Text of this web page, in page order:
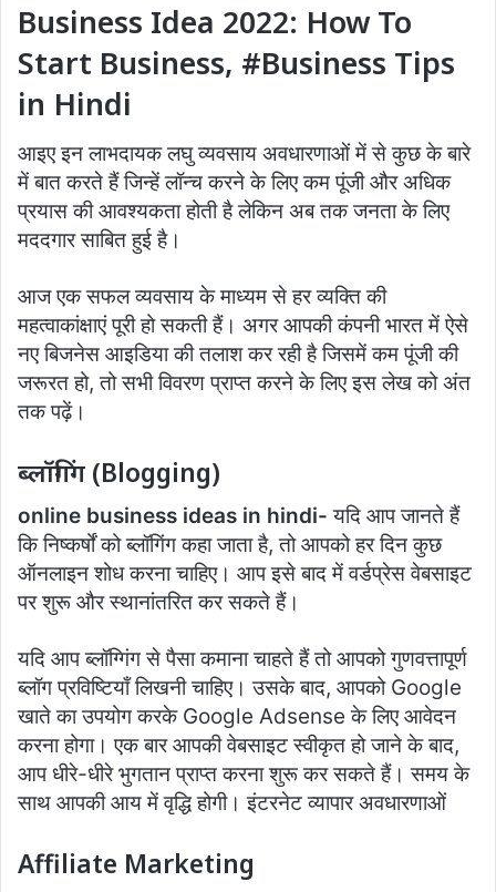
Business Idea 2022: How To
Start Business, #Business Tips
in Hindi
आइए इन लाभदायक लघु व्यवसाय अवधारणाओं में से कुछ के बारे
में बात करते हैं जिन्हें लॉन्च करने के लिए कम पूंजी और अधिक
प्रयास की आवश्यकता होती है लेकिन अब तक जनता के लिए
मददगार साबित हुई है।
आज एक सफल व्यवसाय के माध्यम से हर व्यक्ति की
महत्वाकांक्षाएं पूरी हो सकती हैं। अगर आपकी कंपनी भारत में ऐसे
नए बिजनेस आइडिया की तलाश कर रही है जिसमें कम पूंजी की
जरूरत हो, तो सभी विवरण प्राप्त करने के लिए इस लेख को अंत
तक पढ़ें।
ब्लॉगिंग (Blogging)
online business ideas in hindi- यदि आप जानते हैं
कि निष्कर्षों को ब्लॉगिंग कहा जाता है, तो आपको हर दिन कुछ
ऑनलाइन शोध करना चाहिए। आप इसे बाद में वर्डप्रेस वेबसाइट
पर शुरू और स्थानांतरित कर सकते हैं।
यदि आप ब्लॉग्गिंग से पैसा कमाना चाहते हैं तो आपको गुणवत्तापूर्ण
ब्लॉग प्रविष्टियाँ लिखनी चाहिए। उसके बाद, आपको Google
खाते का उपयोग करके Google Adsense के लिए आवेदन
करना होगा। एक बार आपकी वेबसाइट स्वीकृत हो जाने के बाद,
आप धीरे-धीरे भुगतान प्राप्त करना शुरू कर सकते हैं। समय के
साथ आपकी आय में वृद्धि होगी। इंटरनेट व्यापार अवधारणाओं
Affiliate Marketing